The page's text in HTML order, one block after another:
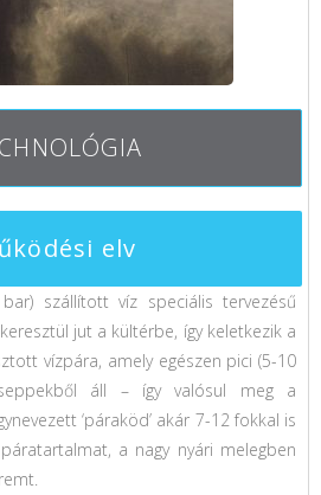
elv
szállított víz speciális tervezésű
jut a kültérbe, így keletkezik a
vízpára, amely egészen pici (5-10
áll – így valósul meg a
‘páraköd’ akár 7-12 fokkal is
a nagy nyári melegben